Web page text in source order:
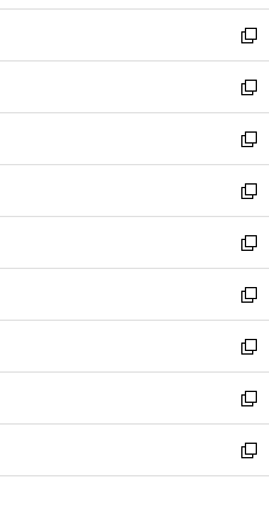
ウ
ィ
ン
ド
ウ
で
開
く
し
い
ウ
ィ
ン
ド
ウ
で
開
く
新
し
い
ウ
ィ
ン
ド
ウ
で
開
く
新
し
い
ウ
ィ
ン
ド
ウ
で
開
く
新
し
い
ウ
ィ
ン
ド
ウ
で
開
く
新
し
い
ウ
ィ
ン
ド
ウ
で
開
く
新
し
い
ウ
ィ
ン
ド
ウ
で
開
新
し
い
ウ
ィ
ン
ド
ウ
新
し
い
ウ
ィ
ン
新
し
い
ウ
新
し